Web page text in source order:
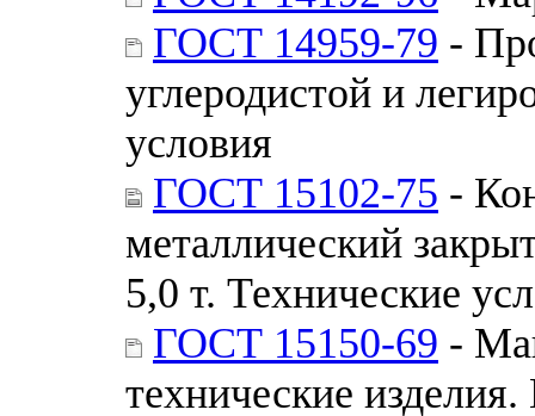
ГОСТ 14959-79 -
углеродистой и
условия
ГОСТ 15102-75 -
металлический
5,0 т. Технические
ГОСТ 15150-69 -
технические